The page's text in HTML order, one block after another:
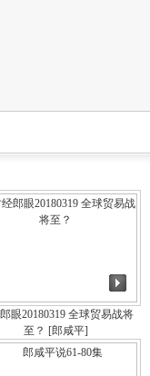
眼20180319 全球贸易战将
至？ [郎咸平]